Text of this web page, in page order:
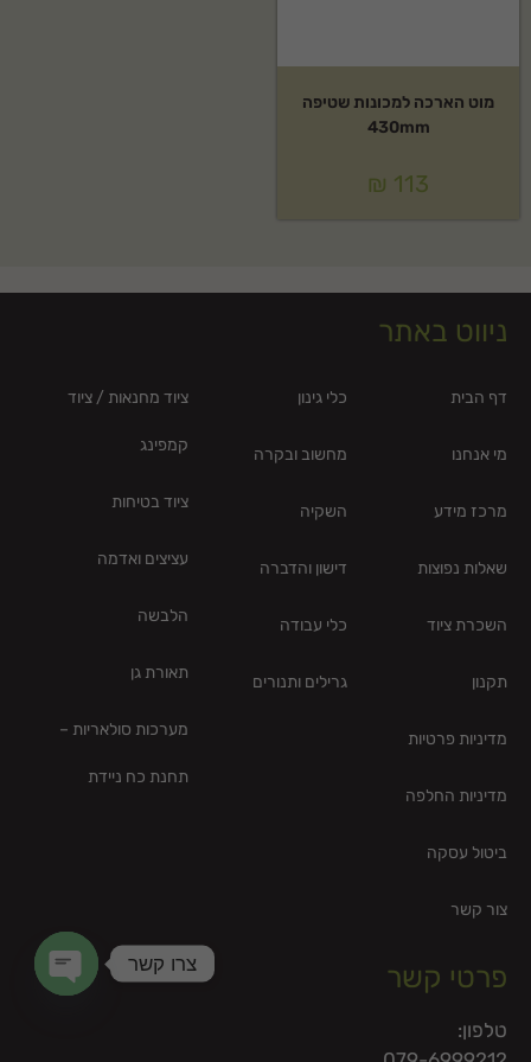
מוט הארכה למכונות שטיפה
430mm
₪ 113
ניווט באתר
דף הבית
מי אנחנו
מרכז מידע
שאלות נפוצות
השכרת ציוד
תקנון
מדיניות פרטיות
מדיניות החלפה
ביטול עסקה
צור קשר
כלי גינון
מחשוב ובקרה
השקיה
דישון והדברה
כלי עבודה
גרילים ותנורים
ציוד מחנאות / ציוד
קמפינג
ציוד בטיחות
עציצים ואדמה
הלבשה
תאורת גן
מערכות סולאריות –
תחנת כח ניידת
פרטי קשר
טלפון:
צרו קשר